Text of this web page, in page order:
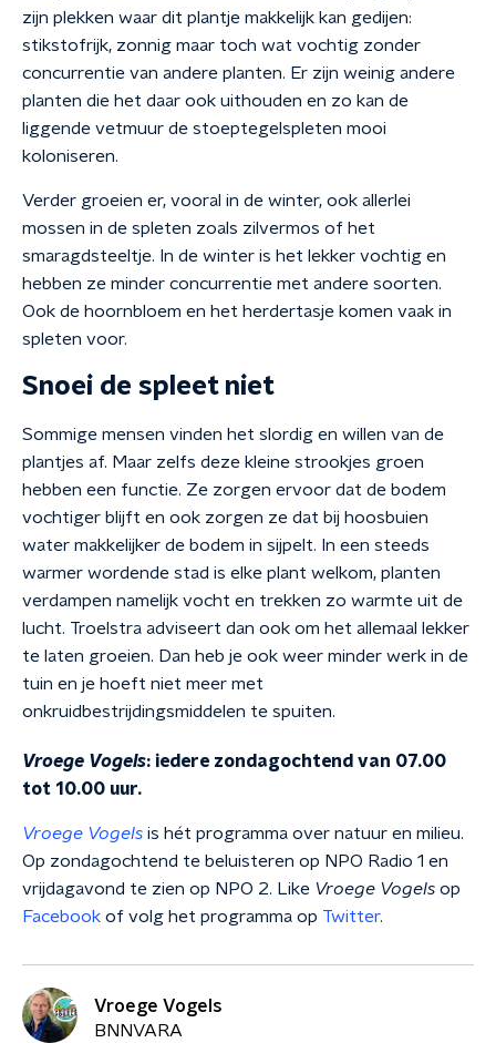
zijn plekken waar dit plantje makkelijk kan gedijen:
stikstofrijk, zonnig maar toch wat vochtig zonder
concurrentie van andere planten. Er zijn weinig andere
planten die het daar ook uithouden en zo kan de
liggende vetmuur de stoeptegelspleten mooi
koloniseren.
Verder groeien er, vooral in de winter, ook allerlei
mossen in de spleten zoals zilvermos of het
smaragdsteeltje. In de winter is het lekker vochtig en
hebben ze minder concurrentie met andere soorten.
Ook de hoornbloem en het herdertasje komen vaak in
spleten voor.
Snoei de spleet niet
Sommige mensen vinden het slordig en willen van de
plantjes af. Maar zelfs deze kleine strookjes groen
hebben een functie. Ze zorgen ervoor dat de bodem
vochtiger blijft en ook zorgen ze dat bij hoosbuien
water makkelijker de bodem in sijpelt. In een steeds
warmer wordende stad is elke plant welkom, planten
verdampen namelijk vocht en trekken zo warmte uit de
lucht. Troelstra adviseert dan ook om het allemaal lekker
te laten groeien. Dan heb je ook weer minder werk in de
tuin en je hoeft niet meer met
onkruidbestrijdingsmiddelen te spuiten.
Vroege Vogels: iedere zondagochtend van 07.00
tot 10.00 uur.
Vroege Vogels is hét programma over natuur en milieu.
Op zondagochtend te beluisteren op NPO Radio 1 en
vrijdagavond te zien op NPO 2. Like Vroege Vogels op
Facebook of volg het programma op Twitter.
Vroege Vogels
BNNVARA